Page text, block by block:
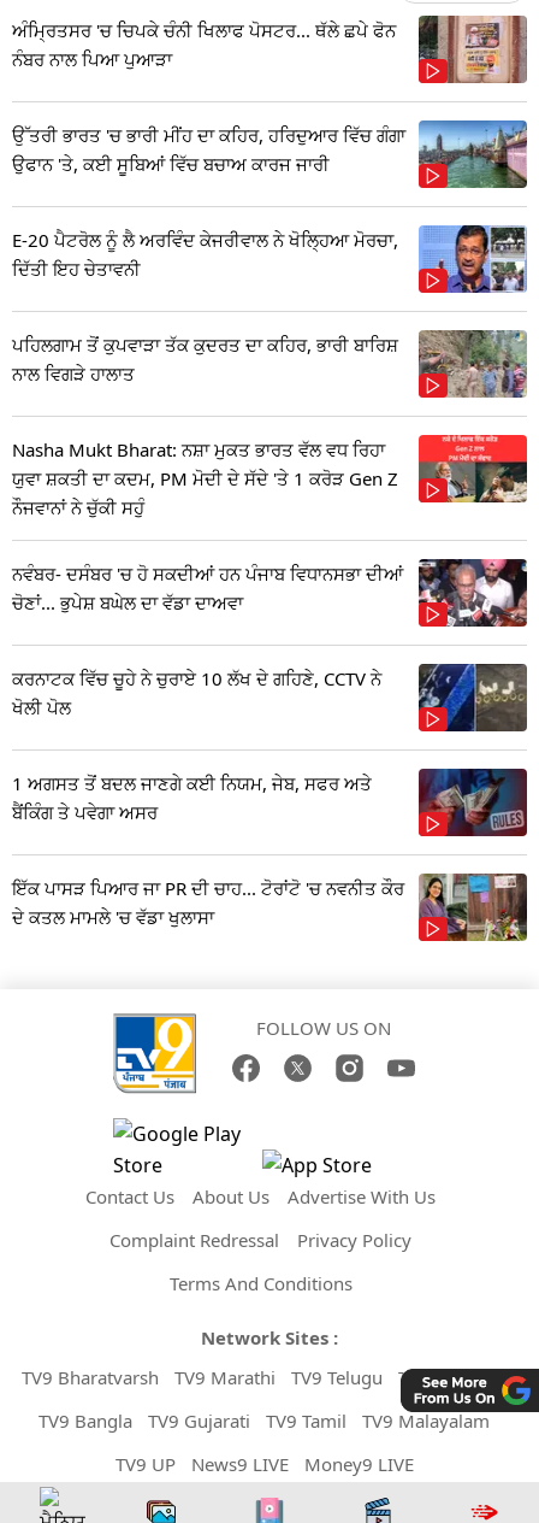
ਅੰਮ੍ਰਿਤਸਰ 'ਚ ਚਿਪਕੇ ਚੰਨੀ ਖਿਲਾਫ ਪੋਸਟਰ... ਥੱਲੇ ਛਪੇ ਫੋਨ
ਨੰਬਰ ਨਾਲ ਪਿਆ ਪੁਆੜਾ
ਉੱਤਰੀ ਭਾਰਤ 'ਚ ਭਾਰੀ ਮੀਂਹ ਦਾ ਕਹਿਰ, ਹਰਿਦੁਆਰ ਵਿੱਚ ਗੰਗਾ
ਉਫਾਨ 'ਤੇ, ਕਈ ਸੂਬਿਆਂ ਵਿੱਚ ਬਚਾਅ ਕਾਰਜ ਜਾਰੀ
E-20 ਪੈਟਰੋਲ ਨੂੰ ਲੈ ਅਰਵਿੰਦ ਕੇਜਰੀਵਾਲ ਨੇ ਖੋਲ੍ਹਿਆ ਮੋਰਚਾ,
ਦਿੱਤੀ ਇਹ ਚੇਤਾਵਨੀ
ਪਹਿਲਗਾਮ ਤੋਂ ਕੁਪਵਾੜਾ ਤੱਕ ਕੁਦਰਤ ਦਾ ਕਹਿਰ, ਭਾਰੀ ਬਾਰਿਸ਼
ਨਾਲ ਵਿਗੜੇ ਹਾਲਾਤ
Nasha Mukt Bharat: ਨਸ਼ਾ ਮੁਕਤ ਭਾਰਤ ਵੱਲ ਵਧ ਰਿਹਾ
ਯੁਵਾ ਸ਼ਕਤੀ ਦਾ ਕਦਮ, PM ਮੋਦੀ ਦੇ ਸੱਦੇ 'ਤੇ 1 ਕਰੋੜ Gen Z
ਨੌਜਵਾਨਾਂ ਨੇ ਚੁੱਕੀ ਸਹੁੰ
ਨਵੰਬਰ- ਦਸੰਬਰ 'ਚ ਹੋ ਸਕਦੀਆਂ ਹਨ ਪੰਜਾਬ ਵਿਧਾਨਸਭਾ ਦੀਆਂ
ਚੋਣਾਂ... ਭੁਪੇਸ਼ ਬਘੇਲ ਦਾ ਵੱਡਾ ਦਾਅਵਾ
ਕਰਨਾਟਕ ਵਿੱਚ ਚੂਹੇ ਨੇ ਚੁਰਾਏ 10 ਲੱਖ ਦੇ ਗਹਿਣੇ, CCTV ਨੇ
ਖੋਲੀ ਪੋਲ
1 ਅਗਸਤ ਤੋਂ ਬਦਲ ਜਾਣਗੇ ਕਈ ਨਿਯਮ, ਜੇਬ, ਸਫਰ ਅਤੇ
ਬੈਂਕਿੰਗ ਤੇ ਪਵੇਗਾ ਅਸਰ
ਇੱਕ ਪਾਸੜ ਪਿਆਰ ਜਾ PR ਦੀ ਚਾਹ... ਟੋਰਾਂਟੋ 'ਚ ਨਵਨੀਤ ਕੌਰ
ਦੇ ਕਤਲ ਮਾਮਲੇ 'ਚ ਵੱਡਾ ਖੁਲਾਸਾ
FOLLOW US ON
Contact Us About Us
Advertise With Us
Complaint Redressal
Privacy Policy
Terms And Conditions
Network Sites :
TV9 Bharatvarsh
TV9 Marathi TV9 Telugu
TV9 Kannada
TV9 Bangla
TV9 Gujarati TV9 Tamil
TV9 Malayalam
TV9 UP
News9 LIVE Money9 LIVE
Copyright © 2026 TV9 Punjabi. All Rights Reserved.